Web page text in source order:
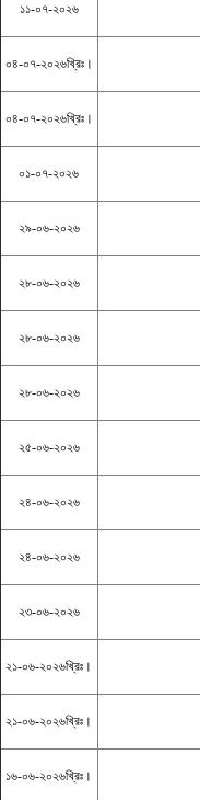
১১-০৭-২০২৬
০৪-০৭-২০২৬খ্রিঃ।
০৪-০৭-২০২৬খ্রিঃ।
০১-০৭-২০২৬
২৯-০৬-২০২৬
২৮-০৬-২০২৬
২৮-০৬-২০২৬
২৮-০৬-২০২৬
২৫-০৬-২০২৬
২৪-০৬-২০২৬
২৪-০৬-২০২৬
২৩-০৬-২০২৬
২১-০৬-২০২৬খ্রিঃ।
২১-০৬-২০২৬খ্রিঃ।
১৬-০৬-২০২৬খ্রিঃ।